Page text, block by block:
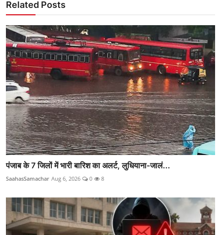
Related Posts
पंजाब के 7 जिलों में भारी बारिश का अलर्ट, लुधियाना-जालं...
SaahasSamachar Aug 6, 2026 0 8